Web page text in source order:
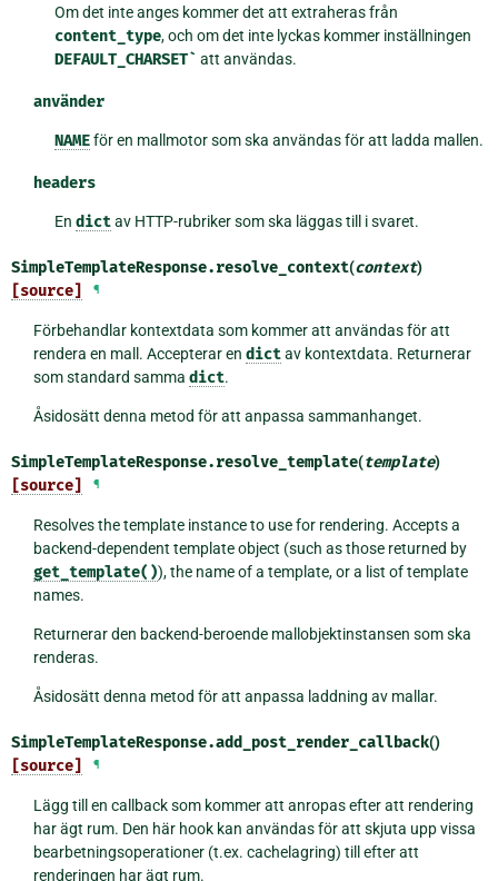
Om det inte anges kommer det att extraheras från
content_type, och om det inte lyckas kommer inställningen
DEFAULT_CHARSET` att användas.
använder
NAMEför en mallmotor som ska användas för att ladda mallen.
headers
Endictav HTTP-rubriker som ska läggas till i svaret.
SimpleTemplateResponse.resolve_context(context)
[source] ¶
Förbehandlar kontextdata som kommer att användas för att
rendera en mall. Accepterar en dictav kontextdata. Returnerar
som standard samma dict.
Åsidosätt denna metod för att anpassa sammanhanget.
SimpleTemplateResponse.resolve_template(template)
[source] ¶
Resolves the template instance to use for rendering. Accepts a
backend-dependent template object (such as those returned by
get_template()), the name of a template, or a list of template
names.
Returnerar den backend-beroende mallobjektinstansen som ska
renderas.
Åsidosätt denna metod för att anpassa laddning av mallar.
SimpleTemplateResponse.add_post_render_callback()
[source] ¶
Lägg till en callback som kommer att anropas efter att rendering
har ägt rum. Den här hook kan användas för att skjuta upp vissa
bearbetningsoperationer (t.ex. cachelagring) till efter att
renderingen har ägt rum.